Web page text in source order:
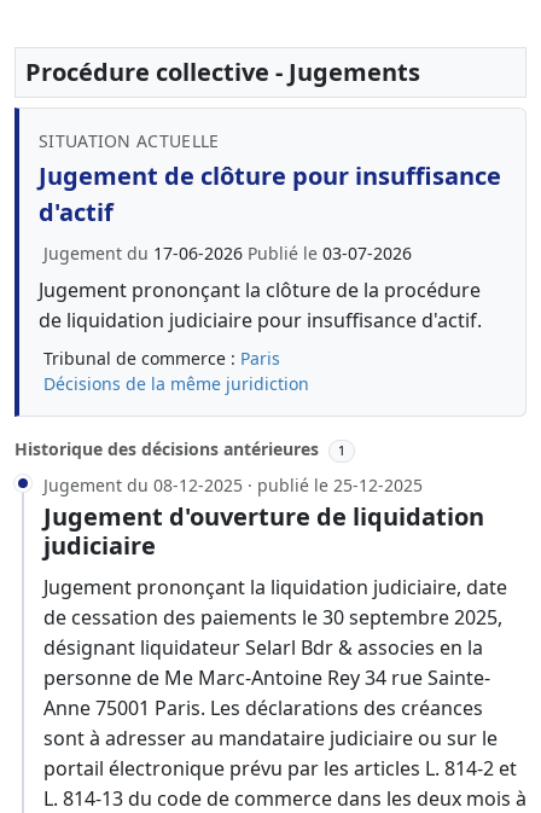
Procédure collective - Jugements
SITUATION ACTUELLE
Jugement de clôture pour insuffisance
d'actif
Jugement du 17-06-2026 Publié le 03-07-2026
Jugement prononçant la clôture de la procédure
de liquidation judiciaire pour insuffisance d'actif.
Tribunal de commerce : Paris
Décisions de la même juridiction
Historique des décisions antérieures 1
Jugement du 08-12-2025 · publié le 25-12-2025
Jugement d'ouverture de liquidation
judiciaire
Jugement prononçant la liquidation judiciaire, date
de cessation des paiements le 30 septembre 2025,
désignant liquidateur Selarl Bdr & associes en la
personne de Me Marc-Antoine Rey 34 rue Sainte-
Anne 75001 Paris. Les déclarations des créances
sont à adresser au mandataire judiciaire ou sur le
portail électronique prévu par les articles L. 814-2 et
L. 814-13 du code de commerce dans les deux mois à